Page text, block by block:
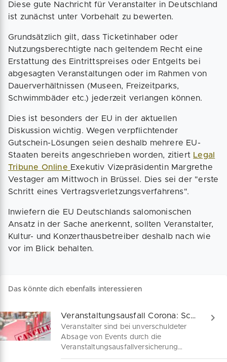
Diese gute Nachricht für Veranstalter in Deutschland
ist zunächst unter Vorbehalt zu bewerten.
Grundsätzlich gilt, dass Ticketinhaber oder
Nutzungsberechtigte nach geltendem Recht eine
Erstattung des Eintrittspreises oder Entgelts bei
abgesagten Veranstaltungen oder im Rahmen von
Dauerverhältnissen (Museen, Freizeitparks,
Schwimmbäder etc.) jederzeit verlangen können.
Dies ist besonders der EU in der aktuellen
Diskussion wichtig. Wegen verpflichtender
Gutschein-Lösungen seien deshalb mehrere EU-
Staaten bereits angeschrieben worden, zitiert Legal
Tribune Online Exekutiv Vizepräsidentin Margrethe
Vestager am Mittwoch in Brüssel. Dies sei der "erste
Schritt eines Vertragsverletzungsverfahrens".
Inwiefern die EU Deutschlands salomonischen
Ansatz in der Sache anerkennt, sollten Veranstalter,
Kultur- und Konzerthausbetreiber deshalb nach wie
vor im Blick behalten.
Das könnte dich ebenfalls interessieren
Veranstaltungsausfall Corona: Schadensdeckung sichern
Veranstalter sind bei unverschuldeter
Absage von Events durch die
Veranstaltungsausfallversicherung
geschützt, jedoch nicht im Sonderfall